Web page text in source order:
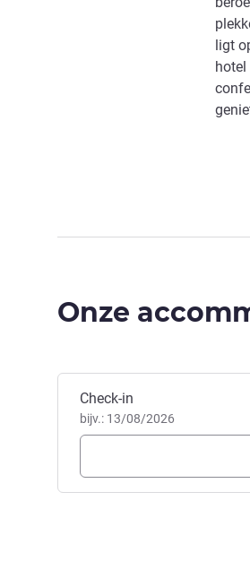
ligt
hotel
Onze
Boek dit hotel
Check-in
bijv.: 13/08/2026